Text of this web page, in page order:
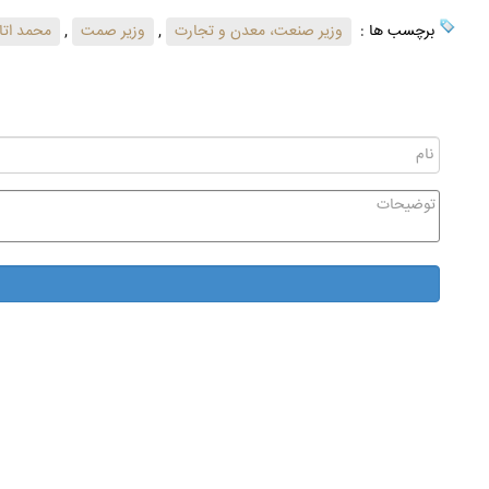
برچسب ها : وزیر صنعت، معدن و تجارت , وزیر صمت , محمد